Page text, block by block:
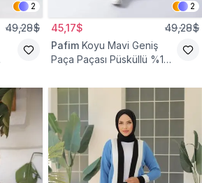
2
49,28$
2
45,17$ 49,28$
Pafim Koyu Mavi Geniş
Paça Paçası Püsküllü %100
Pantolon